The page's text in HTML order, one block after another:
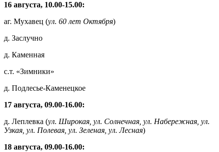
16 августа, 10.00-15.00:
аг. Мухавец (ул. 60 лет Октября)
д. Заслучно
д. Каменная
с.т. «Зимники»
д. Подлесье-Каменецкое
17 августа, 09.00-16.00:
д. Леплевка (ул. Широкая, ул. Солнечная, ул. Набережная, ул.
Узкая, ул. Полевая, ул. Зеленая, ул. Лесная)
18 августа, 09.00-16.00: